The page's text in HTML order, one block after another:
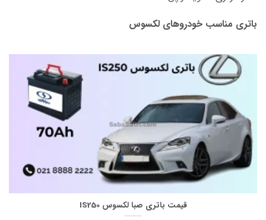
باتری مناسب خودروهای لکسوس
قیمت باتری صبا لکسوس IS250